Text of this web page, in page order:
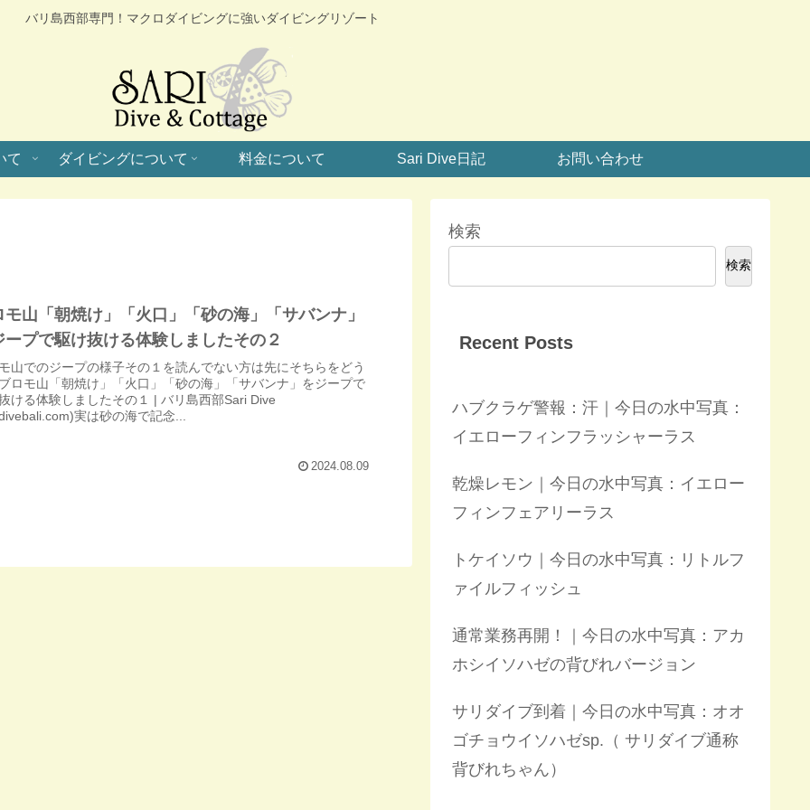
バリ島西部専門！マクロダイビングに強いダイビングリゾート
て ダイビングについて 料金について Sari Dive日記 お問い合わせ
モ山「朝焼け」「火口」「砂の海」「サバンナ」
ープで駆け抜ける体験しましたその２
山でのジープの様子その１を読んでない方は先にそちらをどう
ロモ山「朝焼け」「火口」「砂の海」「サバンナ」をジープで
ける体験しましたその１ | バリ島西部Sari Dive
実は砂の海で記念...
2024.08.09
検索
検索
Recent Posts
ハブクラゲ警報：汗｜今日の水中写真：
イエローフィンフラッシャーラス
乾燥レモン｜今日の水中写真：イエロー
フィンフェアリーラス
トケイソウ｜今日の水中写真：リトルフ
ァイルフィッシュ
通常業務再開！｜今日の水中写真：アカ
ホシイソハゼの背びれバージョン
サリダイブ到着｜今日の水中写真：オオ
ゴチョウイソハゼsp.（ サリダイブ通称
背びれちゃん）